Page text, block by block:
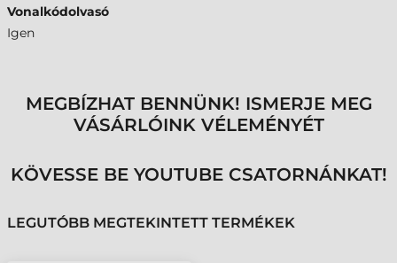
Vonalkódolvasó
Igen
MEGBÍZHAT BENNÜNK! ISMERJE MEG
VÁSÁRLÓINK VÉLEMÉNYÉT
KÖVESSE BE YOUTUBE CSATORNÁNKAT!
LEGUTÓBB MEGTEKINTETT TERMÉKEK